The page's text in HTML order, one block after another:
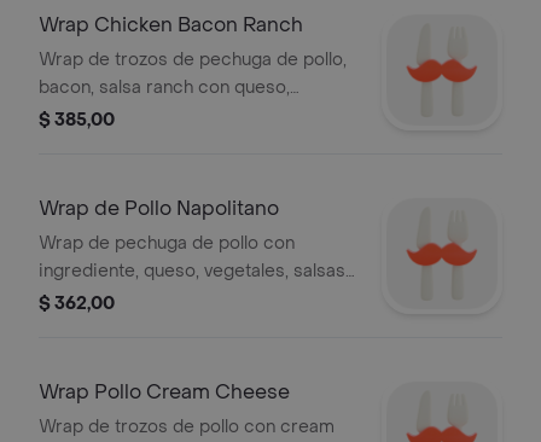
Wrap Chicken Bacon Ranch
Wrap de trozos de pechuga de pollo,
bacon, salsa ranch con queso,
vegetales, salsas a elección
$ 385,00
Wrap de Pollo Napolitano
Wrap de pechuga de pollo con
ingrediente, queso, vegetales, salsas
a elección
$ 362,00
Wrap Pollo Cream Cheese
Wrap de trozos de pollo con cream